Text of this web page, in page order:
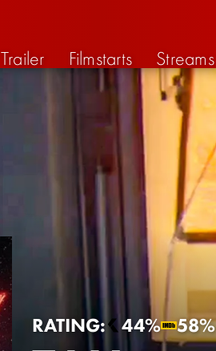
Trailer Filmstarts Streams
RATING: 44% 58%